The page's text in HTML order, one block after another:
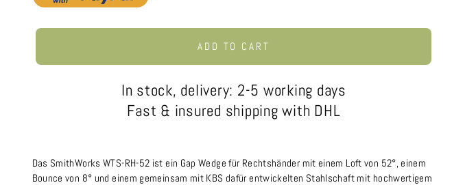
ADD TO CART
In stock, delivery: 2-5 working days
Fast & insured shipping with DHL
Das SmithWorks WTS-RH-52 ist ein Gap Wedge für Rechtshänder mit einem Loft von 52°, einem
Bounce von 8° und einem gemeinsam mit KBS dafür entwickelten Stahlschaft mit hochwertigem